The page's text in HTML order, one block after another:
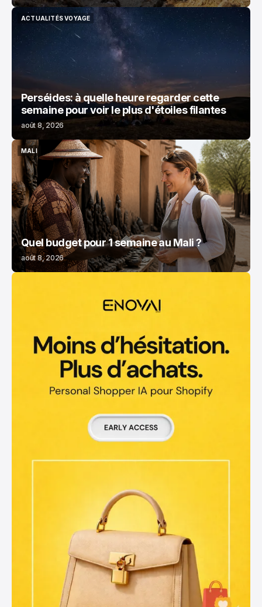
ACTUALITÉS VOYAGE
ACTUALITÉS VOYAGE
Perséides: à quelle heure regarder cette
semaine pour voir le plus d'étoiles filantes
août 8, 2026
MALI
MALI
Quel budget pour 1 semaine au Mali ?
août 8, 2026